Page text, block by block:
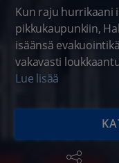
Kun raju hurrikaani
pikkukaupunkiin,
isäänsä
vakavasti
tulvavesien
pian he
Lue lisää